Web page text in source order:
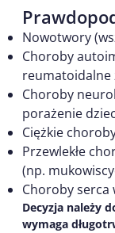
Nowotwory
Choroby
reumatoidalne
Choroby
porażenie
Ciężkie
Przewlekłe
(np.
Choroby serca
Decyzja należy
wymaga